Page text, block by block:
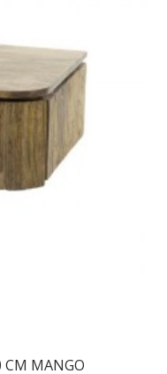
STOLIKÓW
ALISMA XII
zł 691,09 zł
CM MANGO